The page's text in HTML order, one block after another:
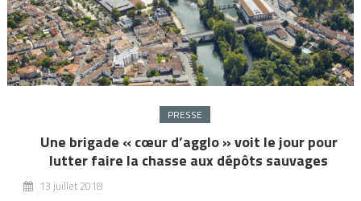
PRESSE
Une brigade « cœur d’agglo » voit le jour pour
lutter faire la chasse aux dépôts sauvages
13 juillet 2018